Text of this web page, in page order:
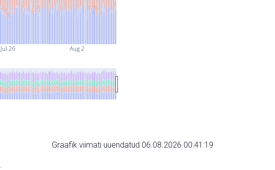
Jul 26 Aug 2
Graafik viimati uuendatud 06.08.2026 00:41:19